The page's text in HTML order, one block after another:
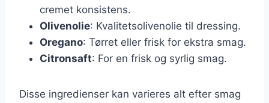
cremet konsistens.
Olivenolie: Kvalitetsolivenolie til dressing.
Oregano: Tørret eller frisk for ekstra smag.
Citronsaft: For en frisk og syrlig smag.
Disse ingredienser kan varieres alt efter smag